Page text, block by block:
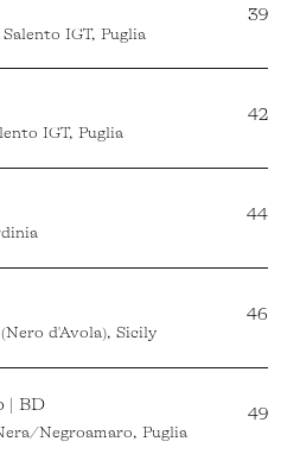
IGT, Puglia
39
IGT, Puglia
42
44
d'Avola), Sicily
46
| BD
Negroamaro, Puglia
49